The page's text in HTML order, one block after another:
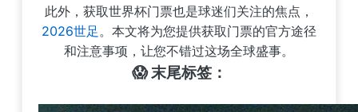
此外，获取世界杯门票也是球迷们关注的焦点，
2026世足。本文将为您提供获取门票的官方途径
和注意事项，让您不错过这场全球盛事。
😱 末尾标签：